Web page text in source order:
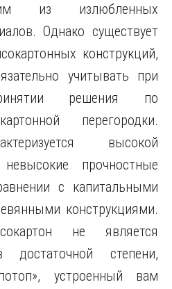
из излюбленных
Однако существует
конструкций,
учитывать при
решения по
перегородки.
высокой
прочностные
с капитальными
конструкциями.
не является
достаточной степени,
устроенный вам